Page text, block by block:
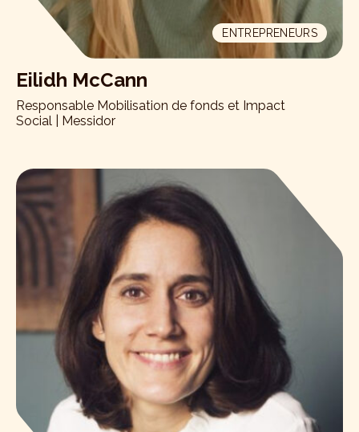
ENTREPRENEURS
Eilidh McCann
Responsable Mobilisation de fonds et Impact
Social | Messidor